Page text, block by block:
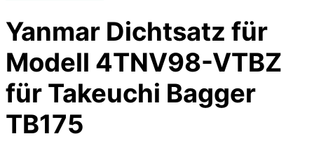
Yanmar Dichtsatz für
Modell 4TNV98-VTBZ
für Takeuchi Bagger
TB175